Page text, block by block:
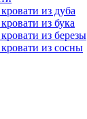
из дуба
из бука
из березы
из сосны